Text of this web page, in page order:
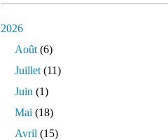
2026
Août (6)
Juillet (11)
Juin (1)
Mai (18)
Avril (15)